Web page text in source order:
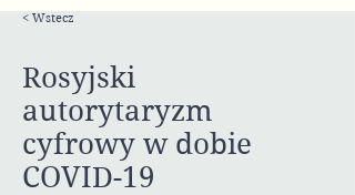
< Wstecz
Rosyjski
autorytaryzm
cyfrowy w dobie
COVID-19